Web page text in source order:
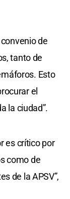
de
tanto de
Esto
el
la ciudad”.
es crítico por
como de
de la APSV”,